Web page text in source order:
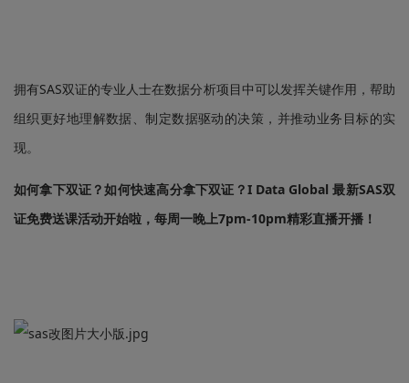
拥有SAS双证的专业人士在数据分析项目中可以发挥关键作用，帮助
组织更好地理解数据、制定数据驱动的决策，并推动业务目标的实
现。
如何拿下双证？如何快速高分拿下双证？I Data Global 最新SAS双
证免费送课活动开始啦，每周一晚上7pm-10pm精彩直播开播！